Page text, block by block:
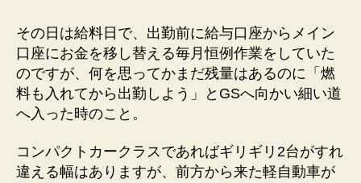
その日は給料日で、出勤前に給与口座からメイン
口座にお金を移し替える毎月恒例作業をしていた
のですが、何を思ってかまだ残量はあるのに「燃
料も入れてから出勤しよう」とGSへ向かい細い道
へ入った時のこと。
コンパクトカークラスであればギリギリ2台がすれ
違える幅はありますが、前方から来た軽自動車が